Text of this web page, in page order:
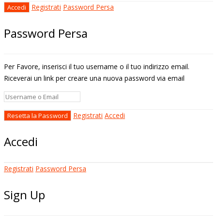
Registrati Password Persa
Password Persa
Per Favore, inserisci il tuo username o il tuo indirizzo email.
Riceverai un link per creare una nuova password via email
Registrati Accedi
Accedi
Registrati Password Persa
Sign Up